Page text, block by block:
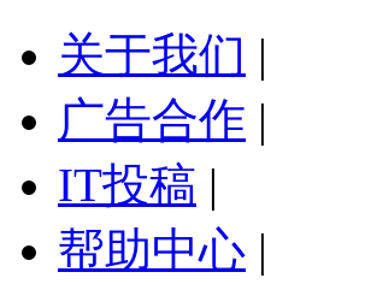
关于我们 |
广告合作 |
IT投稿 |
帮助中心 |